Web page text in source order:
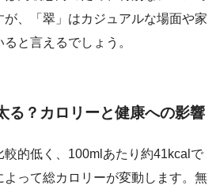
、「翠」はカジュアルな場面や家
と言えるでしょう。
る？カロリーと健康への影響
較的低く、100mlあたり約41kcalで
って総カロリーが変動します。無